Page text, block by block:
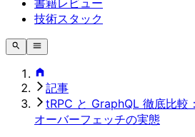
書籍レビュー
技術スタック
記事
tRPC と GraphQL 徹底比較
オーバーフェッチの実態